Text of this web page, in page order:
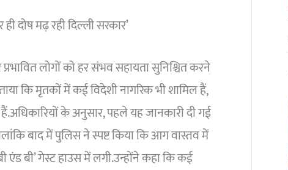
दोष मढ़ रही दिल्ली सरकार’
लोगों को हर संभव सहायता सुनिश्चित करने
कि मृतकों में कई विदेशी नागरिक भी शामिल हैं,
के अनुसार, पहले यह जानकारी दी गई
बाद में पुलिस ने स्पष्ट किया कि आग वास्तव में
एंड बी’ गेस्ट हाउस में लगी.उन्होंने कहा कि कई